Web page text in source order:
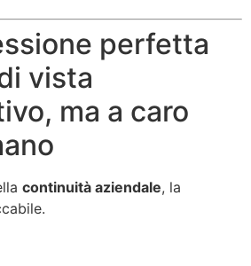
perfetta
vista
ma a caro
continuità aziendale, la